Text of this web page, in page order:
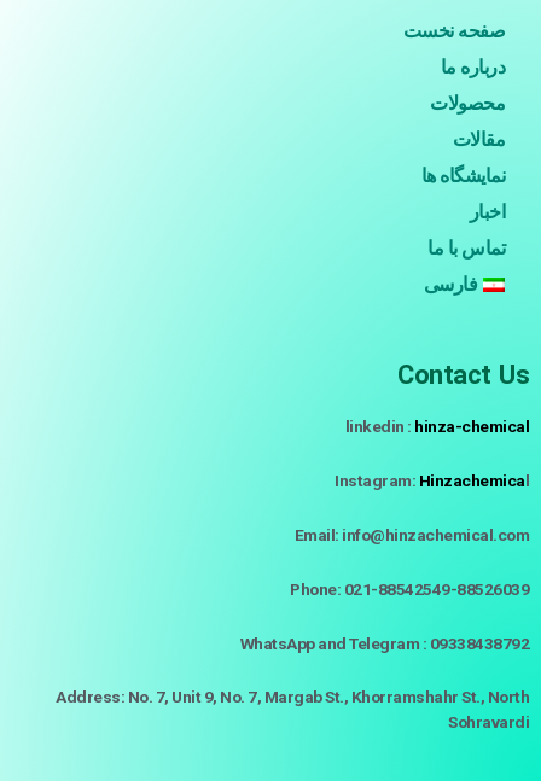
صفحه نخست
درباره ما
محصولات
مقالات
نمایشگاه ها
اخبار
تماس با ما
فارسی
Contact Us
linkedin : hinza-chemical
Instagram: Hinzachemical
Email: info@hinzachemical.com
Phone: 021-88542549-88526039
WhatsApp and Telegram : 09338438792
Address: No. 7, Unit 9, No. 7, Margab St., Khorramshahr St., North
Sohravardi